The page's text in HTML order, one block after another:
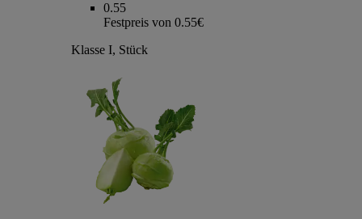
0.55
Festpreis von 0.55€
Klasse I, Stück